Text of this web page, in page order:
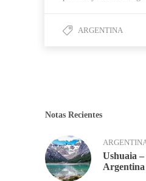
ARGENTINA
Notas Recientes
Ushuaia
Argentina